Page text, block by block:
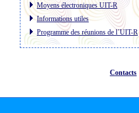
Moyens électroniques UIT-R
Informations utiles
Programme des réunions de l´UIT-R
Contacts